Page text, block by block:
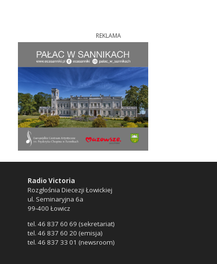
REKLAMA
Radio Victoria
Rozgłośnia Diecezji Łowickiej
ul. Seminaryjna 6a
99-400 Łowicz
tel. 46 837 60 69 (sekretariat)
tel. 46 837 60 20 (emisja)
tel. 46 837 33 01 (newsroom)